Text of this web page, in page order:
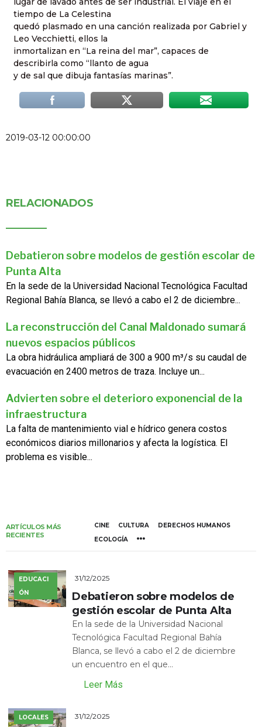
tiempo de La Celestina
quedó plasmado en una canción realizada por Gabriel y
Leo Vecchietti, ellos la
inmortalizan en “La reina del mar”, capaces de
describirla como “llanto de agua
y de sal que dibuja fantasías marinas”.
2019-03-12 00:00:00
RELACIONADOS
Debatieron sobre modelos de gestión escolar de
Punta Alta
En la sede de la Universidad Nacional Tecnológica Facultad
Regional Bahía Blanca, se llevó a cabo el 2 de diciembre...
La reconstrucción del Canal Maldonado sumará
nuevos espacios públicos
La obra hidráulica ampliará de 300 a 900 m³/s su caudal de
evacuación en 2400 metros de traza. Incluye un...
Advierten sobre el deterioro exponencial de la
infraestructura
La falta de mantenimiento vial e hídrico genera costos
económicos diarios millonarios y afecta la logística. El
problema es visible...
ARTÍCULOS MÁS
RECIENTES
CINE CULTURA
DERECHOS HUMANOS
ECOLOGÍA
EDUCACI
ÓN
31/12/2025
Debatieron sobre modelos de
gestión escolar de Punta Alta
En la sede de la Universidad Nacional
Tecnológica Facultad Regional Bahía
Blanca, se llevó a cabo el 2 de diciembre
un encuentro en el que...
Leer Más
LOCALES 31/12/2025